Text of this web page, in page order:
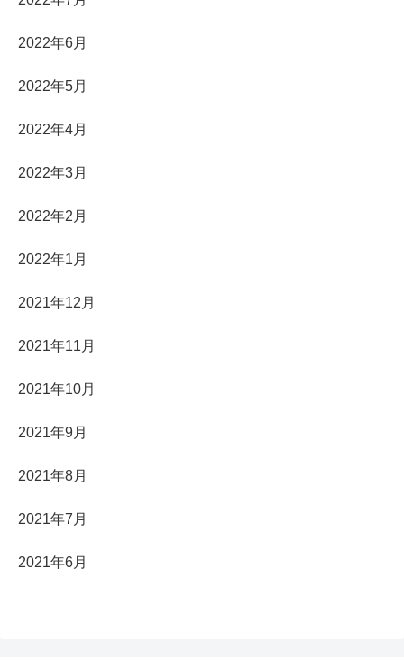
2022年6月
2022年5月
2022年4月
2022年3月
2022年2月
2022年1月
2021年12月
2021年11月
2021年10月
2021年9月
2021年8月
2021年7月
2021年6月